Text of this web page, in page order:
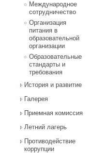
Международное
сотрудничество
Организация
питания в
образовательной
организации
Образовательные
стандарты и
требования
История и развитие
Галерея
Приемная комиссия
Летний лагерь
Противодействие
коррупции